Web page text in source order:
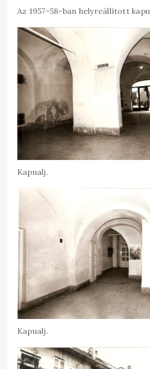
Az 1957-58-ban helyreállított kapu
Kapualj.
Kapualj.